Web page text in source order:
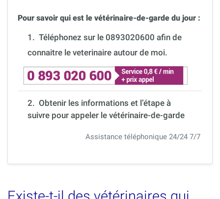
Pour savoir qui est le vétérinaire-de-garde du jour :
1. Téléphonez sur le 0893020600 afin de
connaitre le veterinaire autour de moi.
2. Obtenir les informations et l’étape à
suivre pour appeler le vétérinaire-de-garde
Assistance téléphonique 24/24 7/7